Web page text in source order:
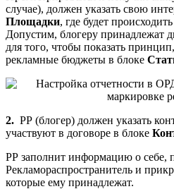
случае), должен указать свою
Площадки, где будет
Допустим, блогеру принадлежат
для того, чтобы показать
рекламные бюджеты в блоке
2. РР (блогер) должен указать
участвуют в договоре в блоке
РР заполнит информацию о себе,
Рекламораспространитель и
которые ему принадлежат.